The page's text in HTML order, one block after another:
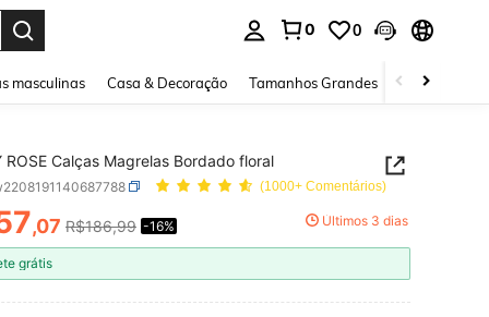
0 0
masculinas Casa & Decoração Tamanhos Grandes Joias e
ROSE Calças Magrelas Bordado floral
(1000+ Comentários)
AND AVAILABILITY
,07 R$186,99 -16% Últimos 3 dias
grátis